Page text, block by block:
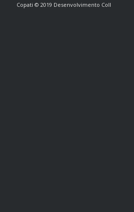
Copati © 2019 Desenvolvimento Coll